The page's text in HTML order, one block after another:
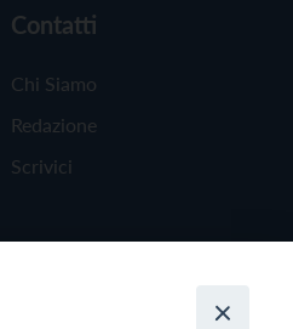
Contatti
Chi Siamo
Redazione
Scrivici